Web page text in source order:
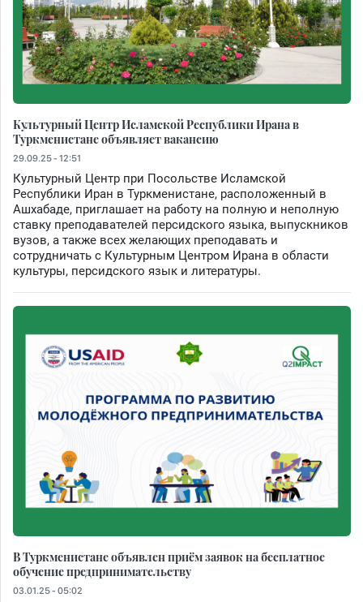
Культурный Центр Исламской Республики Ирана в
Туркменистане объявляет вакансию
29.09.25 - 12:51
Культурный Центр при Посольстве Исламской
Республики Иран в Туркменистане, расположенный в
Ашхабаде, приглашает на работу на полную и неполную
ставку преподавателей персидского языка, выпускников
вузов, а также всех желающих преподавать и
сотрудничать с Культурным Центром Ирана в области
культуры, персидского язык и литературы.
В Туркменистане объявлен приём заявок на бесплатное
обучение предпринимательству
03.01.25 - 05:02